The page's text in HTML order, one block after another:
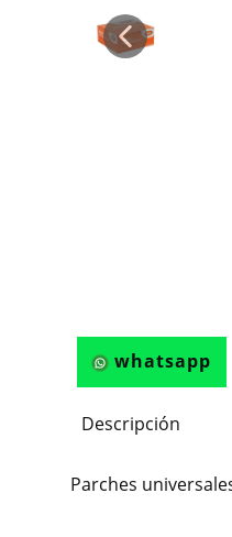
whatsapp
Descripción
Parches